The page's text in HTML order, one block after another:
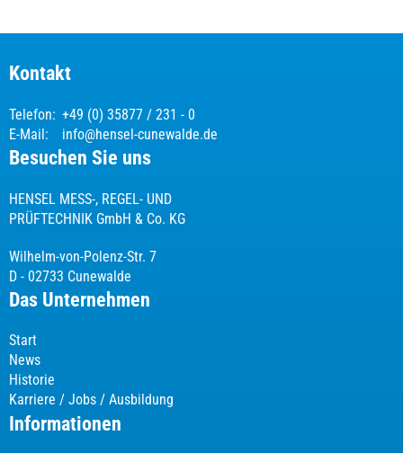
Kontakt
Telefon: +49 (0) 35877 / 231 - 0
E-Mail:
info@hensel-cunewalde.de
Besuchen Sie uns
HENSEL MESS-, REGEL- UND
PRÜFTECHNIK GmbH & Co. KG
Wilhelm-von-Polenz-Str. 7
D - 02733 Cunewalde
Das Unternehmen
Start
News
Historie
Karriere / Jobs / Ausbildung
Informationen